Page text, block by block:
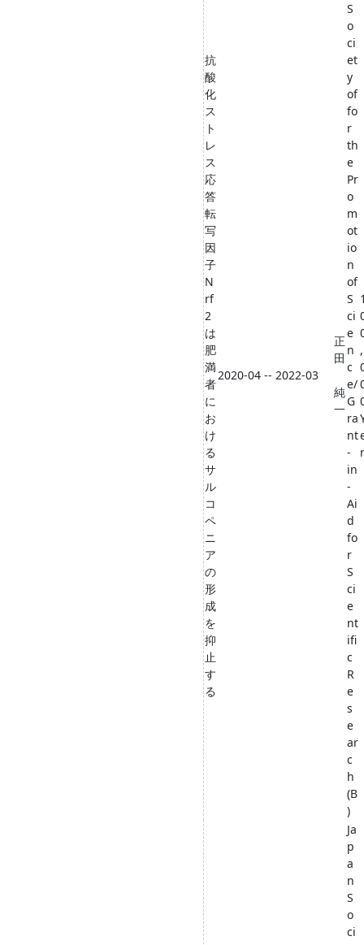
抗
酸
化
ス
ト
レ
ス
応
答
転
写
因
子
N
rf
2
は
肥
満
者
に
お
け
る
サ
ル
コ
ペ
ニ
ア
の
形
成
を
抑
止
す
る
2020-04 -- 2022-03
正
田
純
一
S
o
ci
et
y
of
fo
r
th
e
Pr
o
m
ot
io
n
of
S
ci
e
n
c
e/
G
ra
nt
-
in
-
Ai
d
fo
r
S
ci
e
nt
ifi
c
R
e
s
e
ar
c
h
(B
)
,
Ja
p
a
n
S
o
ci